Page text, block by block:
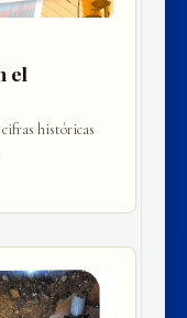
el
históricas